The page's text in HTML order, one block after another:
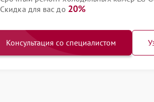
Скидка для вас до 20%
Консультация со специалистом